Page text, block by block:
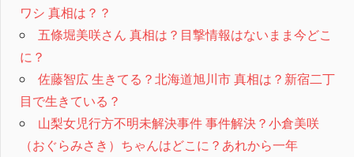
ワシ 真相は？？
五條堀美咲さん 真相は？目撃情報はないまま今どこ
に？
佐藤智広 生きてる？北海道旭川市 真相は？新宿二丁
目で生きている？
山梨女児行方不明未解決事件 事件解決？小倉美咲
（おぐらみさき）ちゃんはどこに？あれから一年